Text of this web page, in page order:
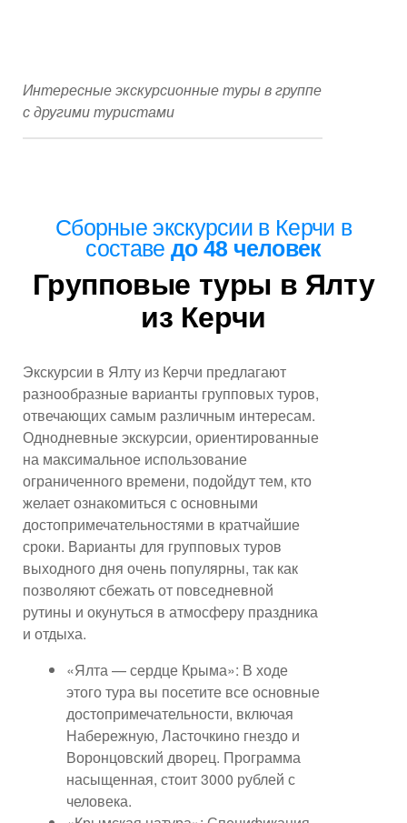
Интересные экскурсионные туры в группе
с другими туристами
Сборные экскурсии в Керчи в
составе до 48 человек
Групповые туры в Ялту
из Керчи
Экскурсии в Ялту из Керчи предлагают
разнообразные варианты групповых туров,
отвечающих самым различным интересам.
Однодневные экскурсии, ориентированные
на максимальное использование
ограниченного времени, подойдут тем, кто
желает ознакомиться с основными
достопримечательностями в кратчайшие
сроки. Варианты для групповых туров
выходного дня очень популярны, так как
позволяют сбежать от повседневной
рутины и окунуться в атмосферу праздника
и отдыха.
«Ялта — сердце Крыма»: В ходе
этого тура вы посетите все основные
достопримечательности, включая
Набережную, Ласточкино гнездо и
Воронцовский дворец. Программа
насыщенная, стоит 3000 рублей с
человека.